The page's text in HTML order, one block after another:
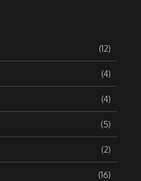
(12)
(4)
(4)
(5)
(2)
(16)